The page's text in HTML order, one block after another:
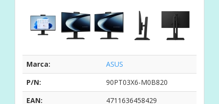
Marca:
ASUS
P/N:
90PT03X6-M0B820
EAN:
4711636458429